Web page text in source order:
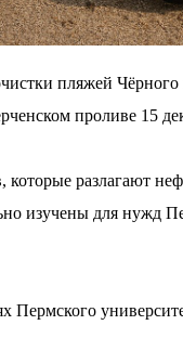
пляжей Чёрного
проливе 15
которые разлагают
изучены для нужд
Пермского